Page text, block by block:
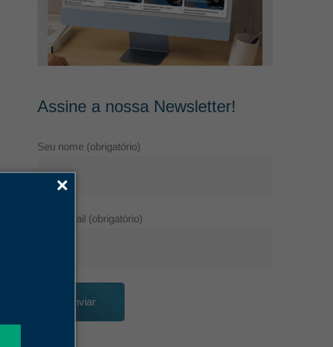
Assine a nossa Newsletter!
Seu nome (obrigatório)
Seu e-mail (obrigatório)